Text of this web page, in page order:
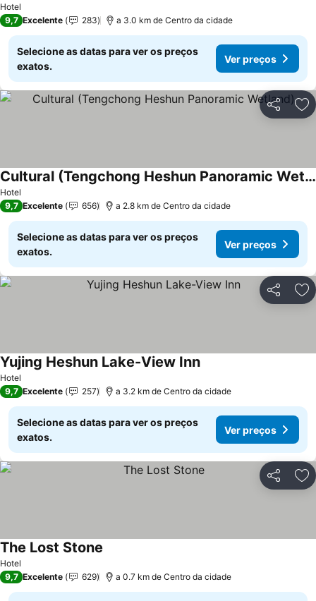
Hotel
Ver preços
9,7 Excelente 283 a 3.0 km de Centro da cidade
Selecione as datas para ver os preços
exatos.
Ver preços
Partilhar
Hotel
Cultural (Tengchong Heshun Panoramic Wetland)
Ver preços
9,7 Excelente 656 a 2.8 km de Centro da cidade
Selecione as datas para ver os preços
exatos.
Ver preços
Partilhar
Hotel
Yujing Heshun Lake-View InnVer preços
9,7 Excelente 257 a 3.2 km de Centro da cidade
Selecione as datas para ver os preços
exatos.
Ver preços
Partilhar
Hotel
The Lost Stone
9,7 Excelente 629 a 0.7 km de Centro da cidade